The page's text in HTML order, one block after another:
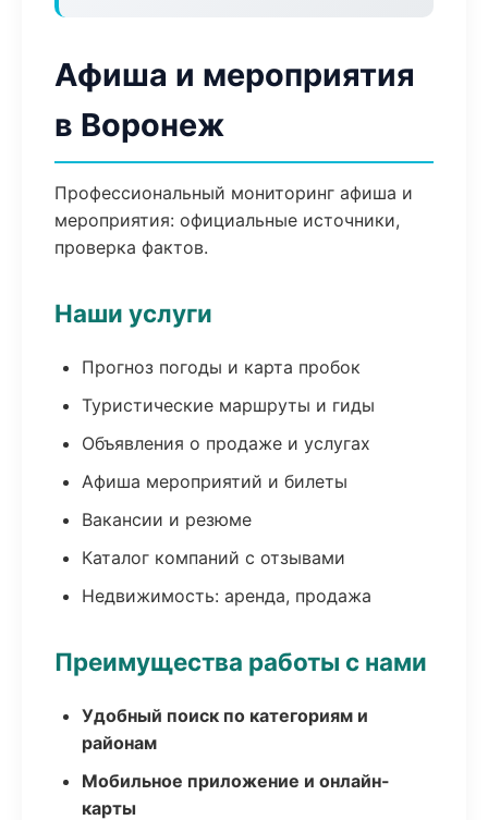
Афиша и мероприятия
в Воронеж
Профессиональный мониторинг афиша и
мероприятия: официальные источники,
проверка фактов.
Наши услуги
Прогноз погоды и карта пробок
Туристические маршруты и гиды
Объявления о продаже и услугах
Афиша мероприятий и билеты
Вакансии и резюме
Каталог компаний с отзывами
Недвижимость: аренда, продажа
Преимущества работы с нами
Удобный поиск по категориям и
районам
Мобильное приложение и онлайн-
карты